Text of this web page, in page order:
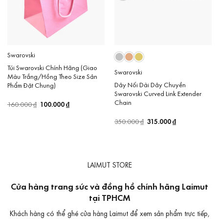
Swarovski
Túi Swarovski Chính Hãng (Giao
Màu Trắng/Hồng Theo Size Sản
Phẩm Đặt Chung)
160.000₫ Giá
100.000₫
Swarovski
Dây Nối Dài Dây Chuyền
Swarovski Curved Link Extender
Chain
350.000₫ Giá
315.000₫
LAIMUT STORE
Cửa hàng trang sức và đồng hồ chính hãng Laimut
tại TPHCM
Khách hàng có thể ghé cửa hàng Laimut để xem sản phẩm trực tiếp,